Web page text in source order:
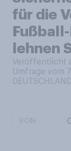
für die
lehnen
Veröffentlicht
Umfrage vom
DEUTSCHLAND